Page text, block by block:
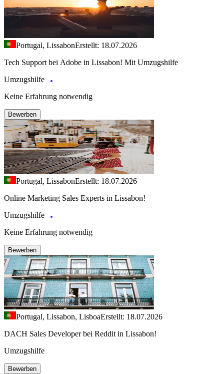
Portugal, LissabonErstellt: 18.07.2026
Tech Support bei Adobe in Lissabon! Mit Umzugshilfe
Umzugshilfe
Keine Erfahrung notwendig
Bewerben
Portugal, LissabonErstellt: 18.07.2026
Online Marketing Sales Experts in Lissabon!
Umzugshilfe
Keine Erfahrung notwendig
Bewerben
Portugal, Lissabon, LisboaErstellt: 18.07.2026
DACH Sales Developer bei Reddit in Lissabon!
Umzugshilfe
Bewerben